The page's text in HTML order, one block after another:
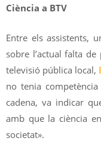
Ciència a BTV
Entre els assistents,
sobre l’actual falta
televisió pública local,
no tenia
cadena, va indicar
amb que la ciència
societat».